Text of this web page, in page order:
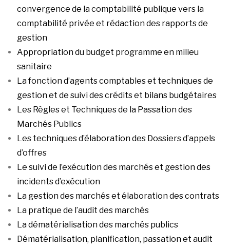
convergence de la comptabilité publique vers la
comptabilité privée et rédaction des rapports de
gestion
Appropriation du budget programme en milieu
sanitaire
La fonction d’agents comptables et techniques de
gestion et de suivi des crédits et bilans budgétaires
Les Règles et Techniques de la Passation des
Marchés Publics
Les techniques d’élaboration des Dossiers d’appels
d’offres
Le suivi de l’exécution des marchés et gestion des
incidents d’exécution
La gestion des marchés et élaboration des contrats
La pratique de l’audit des marchés
La dématérialisation des marchés publics
Dématérialisation, planification, passation et audit